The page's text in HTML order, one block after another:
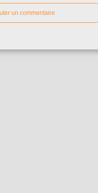
un commentaire